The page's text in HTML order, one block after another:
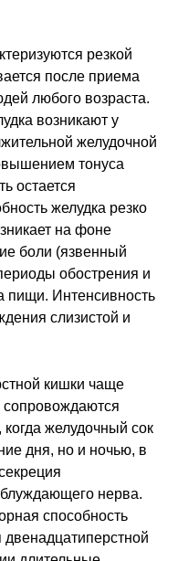
резкой
после приема
любого возраста.
возникают у
желудочной
тонуса
остается
желудка резко
на фоне
боли (язвенный
обострения и
пищи. Интенсивность
слизистой и
кишки чаще
желудочный сок
дня, но и ночью, в
нерва.
способность